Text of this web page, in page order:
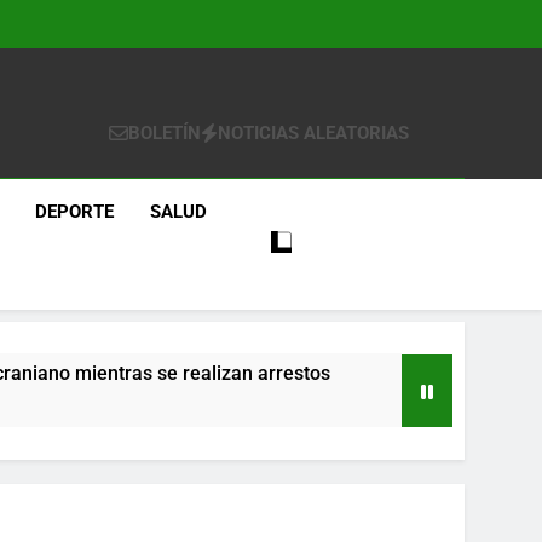
BOLETÍN NOTICIAS ALEATORIAS
DEPORTE SALUD
mientras se realizan arrestos